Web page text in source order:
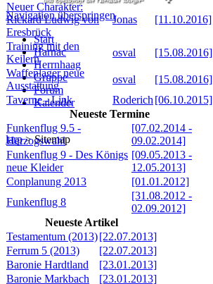
Navigation überspringen
Start
Harnac
Herrnhaag
Gruppe
Forum
Kalender
larp>Sitemap
Neuer Charakter:
Rickard Ludwig von
Eresbrück
Jonas [11.10.2016]
Training mit den
Keilern
osval
[15.08.2016]
Waffenlager neue
Ausstattung
osval
[15.08.2016]
Taverne - Link
Roderich [06.10.2015]
Neueste Termine
Funkenflug 9.5 -
Herzogswahl
[07.02.2014 -
09.02.2014]
Funkenflug 9 - Des Königs
neue Kleider
[09.05.2013 -
12.05.2013]
Conplanung 2013
[01.01.2012]
Funkenflug 8
[31.08.2012 -
02.09.2012]
Neueste Artikel
Testamentum (2013)[22.07.2013]
Ferrum 5 (2013)
[22.07.2013]
Baronie Hardtland
[23.01.2013]
Baronie Markbach
[23.01.2013]